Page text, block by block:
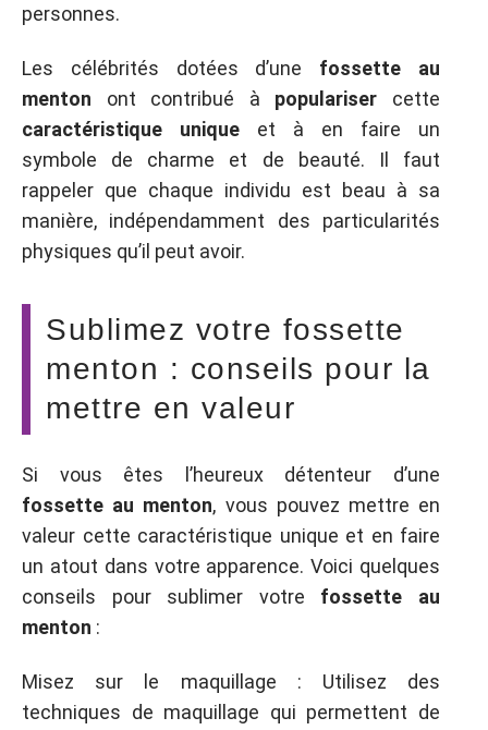
personnes.
Les célébrités dotées d’une fossette au
menton ont contribué à populariser cette
caractéristique unique et à en faire un
symbole de charme et de beauté. Il faut
rappeler que chaque individu est beau à sa
manière, indépendamment des particularités
physiques qu’il peut avoir.
Sublimez votre fossette
menton : conseils pour la
mettre en valeur
Si vous êtes l’heureux détenteur d’une
fossette au menton, vous pouvez mettre en
valeur cette caractéristique unique et en faire
un atout dans votre apparence. Voici quelques
conseils pour sublimer votre fossette au
menton :
Misez sur le maquillage : Utilisez des
techniques de maquillage qui permettent de